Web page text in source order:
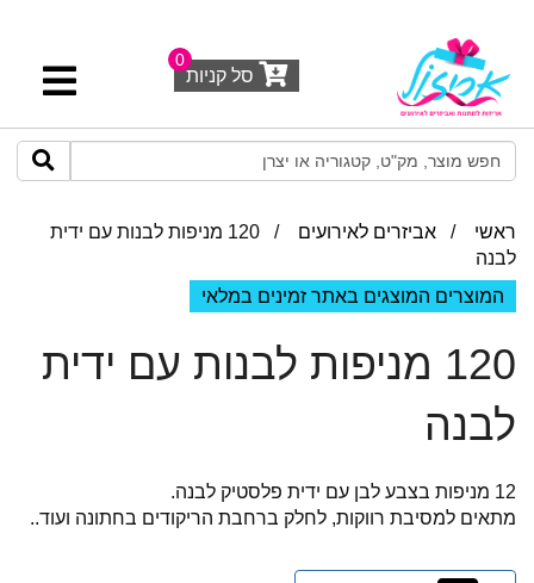
סל קניות
0
ראשי / אביזרים לאירועים
/ 120 מניפות לבנות עם ידית
לבנה
המוצרים המוצגים באתר זמינים במלאי
120 מניפות לבנות עם ידית
לבנה
12 מניפות בצבע לבן עם ידית פלסטיק לבנה.
מתאים למסיבת רווקות, לחלק ברחבת הריקודים בחתונה ועוד..